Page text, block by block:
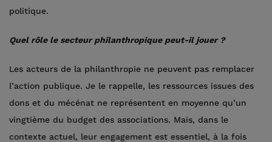
politique.
Quel rôle le secteur philanthropique peut-il jouer ?
Les acteurs de la philanthropie ne peuvent pas remplacer
l’action publique. Je le rappelle, les ressources issues des
dons et du mécénat ne représentent en moyenne qu’un
vingtième du budget des associations. Mais, dans le
contexte actuel, leur engagement est essentiel, à la fois